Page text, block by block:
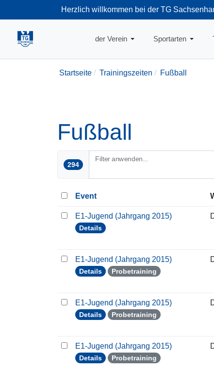
Herzlich willkommen bei der TG
+49-69-
der Verein Sportarten
Startseite Trainingszeiten Fußball
Fußball
294
Filter anwenden...
Event
E1-Jugend (Jahrgang 2015)
Details
E1-Jugend (Jahrgang 2015)
Details Probetraining
E1-Jugend (Jahrgang 2015)
Details Probetraining
E1-Jugend (Jahrgang 2015)
Details Probetraining